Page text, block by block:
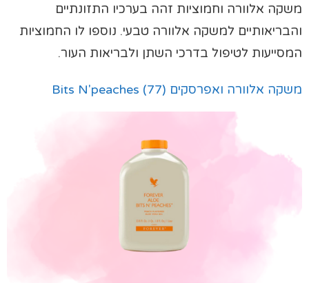
משקה אלוורה וחמוציות זהה בערכיו התזונתיים
והבריאותיים למשקה אלוורה טבעי. נוספו לו החמוציות
המסייעות לטיפול בדרכי השתן ולבריאות העור.
משקה אלוורה ואפרסקים (77) Bits N'peaches